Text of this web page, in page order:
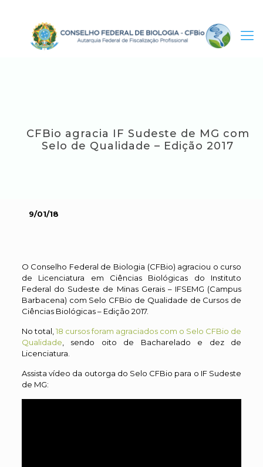
CFBio agracia IF Sudeste de MG com
Selo de Qualidade – Edição 2017
9/01/18
O Conselho Federal de Biologia (CFBio) agraciou o curso
de Licenciatura em Ciências Biológicas do Instituto
Federal do Sudeste de Minas Gerais – IFSEMG (Campus
Barbacena) com Selo CFBio de Qualidade de Cursos de
Ciências Biológicas – Edição 2017.
No total, 18 cursos foram agraciados com o Selo CFBio de
Qualidade , sendo oito de Bacharelado e dez de
Licenciatura.
Assista vídeo da outorga do Selo CFBio para o IF Sudeste
de MG: